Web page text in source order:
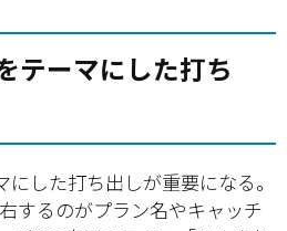
テーマにした打ち
にした打ち出しが重要になる。
するのがプラン名やキャッチ